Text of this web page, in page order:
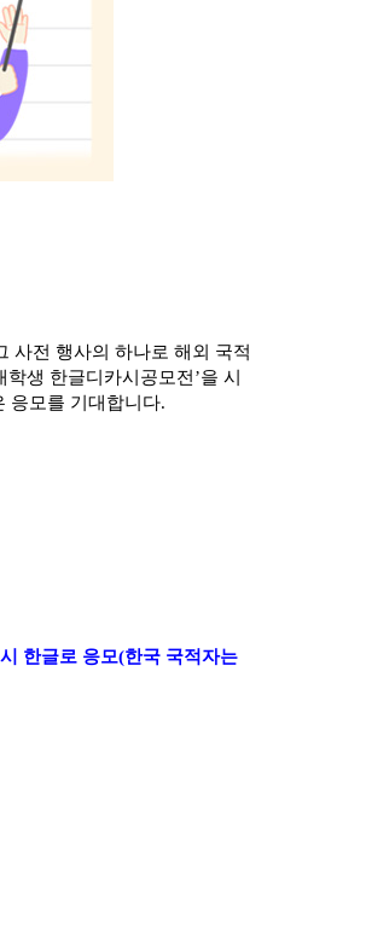
사전 행사의 하나로 해외 국적
학생 한글디카시공모전 ’을 시
응모를 기대합니다.
한글로 응모(한국 국적자는